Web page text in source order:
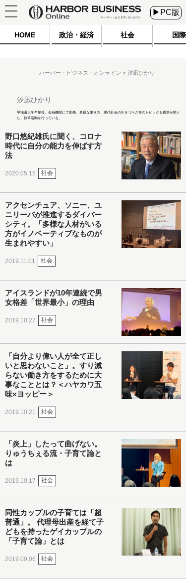
▶PC版
HOME 政治・経済 社会 国際
ハーバー・ビジネス・オンライン 汐凪ひかり
汐凪ひかり
早稲田大学卒業後、金融機関にて勤務。多様な働き方、現代社会の生きづらさ等のトピックを得意分野と
し、執筆活動を行っている。
野口悠紀雄氏に聞く、コロナ
時代に自分の能力を伸ばす方
法
2020.05.15 社会
アクセンチュア、ソニー、ユ
ニリーバが推進するダイバー
シティ。「多様な人材がいる
方がイノベーティブなものが
生まれやすい」
2019.11.01 社会
アイスランドが10年連続で男
女格差「世界最小」の理由
2019.10.27 社会
「自分より偉い人が全て正し
いと思わないこと」。すり減
らない働き方をするために大
事なこととは？＜ハヤカワ五
味×ヨッピー＞
2019.10.21 社会
「炎上」したって曲げない。
りゅうちぇる流・子育て論と
は
2019.10.17 社会
同性カップルの子育ては「超
普通」。 代理母出産を経て子
どもを持ったゲイカップルの
「子育て論」とは
2019.09.06 社会